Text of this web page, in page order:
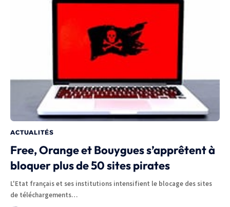
ACTUALITÉS
Free, Orange et Bouygues s’apprêtent à
bloquer plus de 50 sites pirates
L'Etat français et ses institutions intensifient le blocage des sites
de téléchargements…